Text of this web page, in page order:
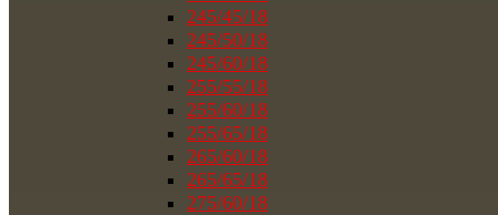
245/45/18
245/50/18
245/60/18
255/55/18
255/60/18
255/65/18
265/60/18
265/65/18
275/60/18